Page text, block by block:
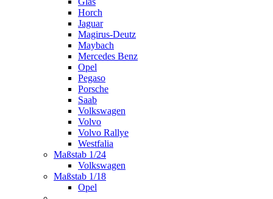
Horch
Jaguar
Magirus-Deutz
Maybach
Mercedes Benz
Opel
Pegaso
Porsche
Saab
Volkswagen
Volvo
Volvo Rallye
Westfalia
Maßstab 1/24
Volkswagen
Maßstab 1/18
Opel